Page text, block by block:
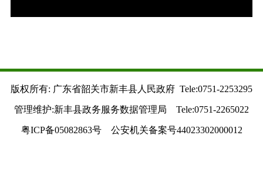
版权所有: 广东省韶关市新丰县人民政府 Tele:0751-2253295
管理维护:新丰县政务服务数据管理局 Tele:0751-2265022
粤ICP备05082863号 公安机关备案号44023302000012